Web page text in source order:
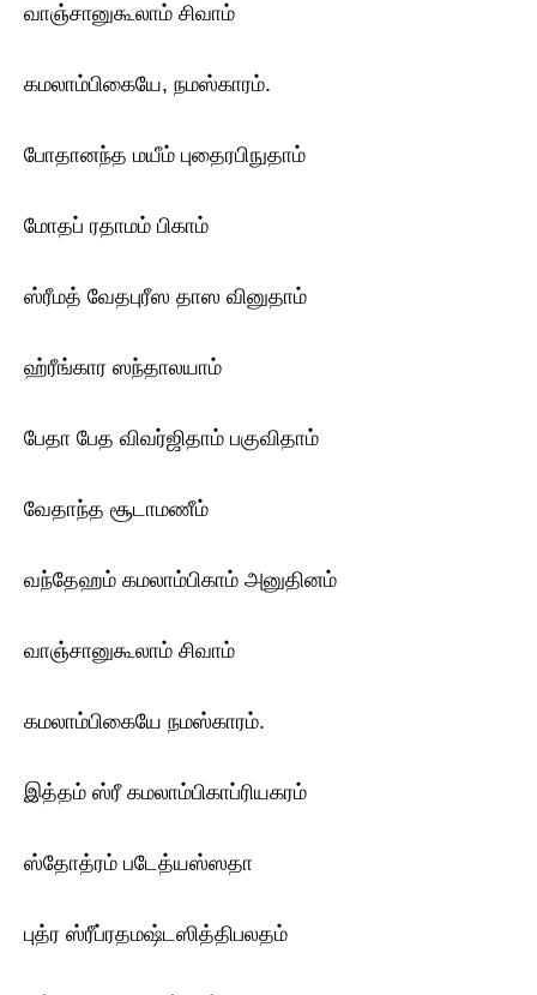
வாஞ்சானுகூலாம் சிவாம்
கமலாம்பிகையே, நமஸ்காரம்.
போதானந்த மயீம் புதைரபிநுதாம்
மோதப் ரதாமம் பிகாம்
ஸ்ரீமத் வேதபுரீஸ தாஸ வினுதாம்
ஹ்ரீங்கார ஸந்தாலயாம்
பேதா பேத விவர்ஜிதாம் பகுவிதாம்
வேதாந்த சூடாமணீம்
வந்தேஹம் கமலாம்பிகாம் அனுதினம்
வாஞ்சானுகூலாம் சிவாம்
கமலாம்பிகையே நமஸ்காரம்.
இத்தம் ஸ்ரீ கமலாம்பிகாப்ரியகரம்
ஸ்தோத்ரம் படேத்யஸ்ஸதா
புத்ர ஸ்ரீப்ரதமஷ்டஸித்திபலதம்